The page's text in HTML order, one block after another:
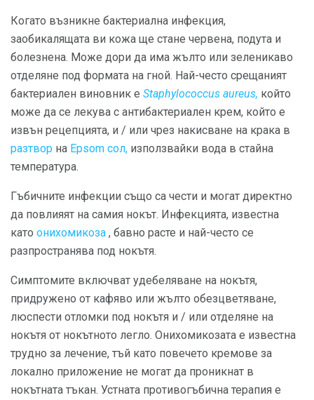
Когато възникне бактериална инфекция,
заобикалящата ви кожа ще стане червена, подута и
болезнена. Може дори да има жълто или зеленикаво
отделяне под формата на гной. Най-често срещаният
бактериален виновник е Staphylococcus aureus, който
може да се лекува с антибактериален крем, който е
извън рецепцията, и / или чрез накисване на крака в
разтвор на Epsom сол, използвайки вода в стайна
температура.
Гъбичните инфекции също са чести и могат директно
да повлияят на самия нокът. Инфекцията, известна
като онихомикоза , бавно расте и най-често се
разпространява под нокътя.
Симптомите включват удебеляване на нокътя,
придружено от кафяво или жълто обезцветяване,
люспести отломки под нокътя и / или отделяне на
нокътя от нокътното легло. Онихомикозата е известна
трудно за лечение, тъй като повечето кремове за
локално приложение не могат да проникнат в
нокътната тъкан. Устната противогъбична терапия е